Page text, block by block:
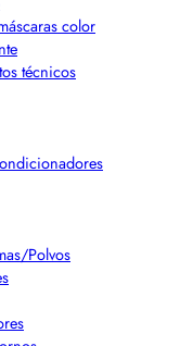
color
técnicos
Polvos